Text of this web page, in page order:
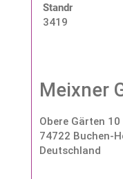
Standnummer:
3419
Meixner
Obere Gärten 10
74722 Buchen-
Deutschland